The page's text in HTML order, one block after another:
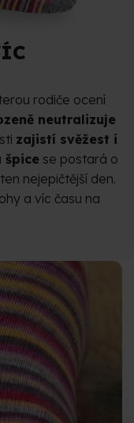
rodiče ocení
neutralizuje
zajistí svěžest i
špice se postará o
nejepičtější den.
a víc času na